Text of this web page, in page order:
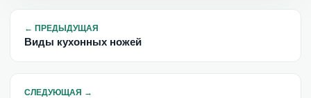
← ПРЕДЫДУЩАЯ
Виды кухонных ножей
СЛЕДУЮЩАЯ →